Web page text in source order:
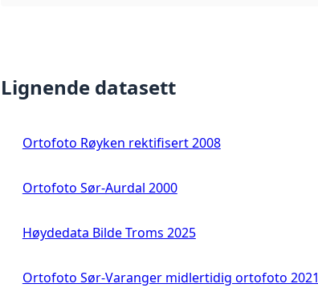
Lignende datasett
Ortofoto Røyken rektifisert 2008
Ortofoto Sør-Aurdal 2000
Høydedata Bilde Troms 2025
Ortofoto Sør-Varanger midlertidig ortofoto 2021